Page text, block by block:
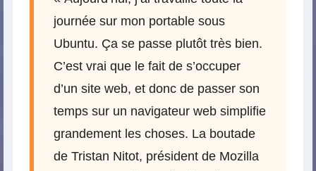
journée sur mon portable sous
Ubuntu. Ça se passe plutôt très bien.
C’est vrai que le fait de s’occuper
d’un site web, et donc de passer son
temps sur un navigateur web simplifie
grandement les choses. La boutade
de Tristan Nitot, président de Mozilla